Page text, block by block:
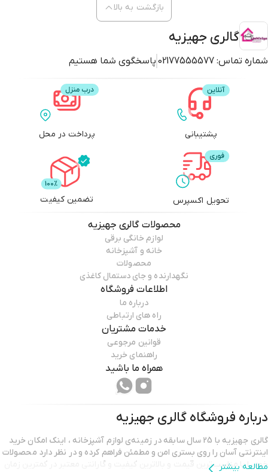
گالری جهیزیه
شماره تماس: 02177555577 پاسخگوی شما هستیم
بازگشت به بالا
پشتیبانی پرداخت در محل
تحویل اکسپرس تضمین کیفیت
محصولاتگالری جهیزیه
لوازم خانگی برقی
خانه و آشپزخانه
محصولات
نگهدارنده و جای دستمال کاغذی
اطلاعات فروشگاه
درباره ما
راه های ارتباطی
خدمات مشتریان
قوانین مرجوعی
راهنمای خرید
همراه ما باشید
درباره فروشگاه گالری جهیزیه
گالری جهیزیه با 25 سال سابقه در زمینه‌ی لوازم آشپزخانه ، اینک امکان خرید
اینترنتی آسان را روی بستری امن و مطمئن فراهم کرده و در نظر دارد محصولات
خود را با مناسب‌ترین قیمت و بالاترین کیفیت و گارانتی معتبر در کمترین زمان
مطالعه بیشتر